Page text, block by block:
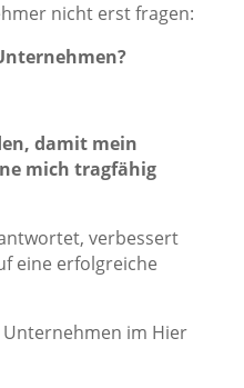
nicht erst fragen:
damit mein
mich tragfähig
verbessert
eine erfolgreiche
im Hier